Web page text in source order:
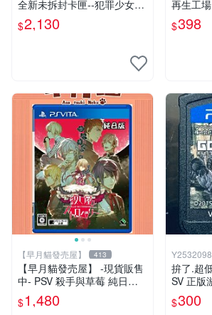
全新未拆封卡匣--犯罪少女2
《Criminal Girls 2》限定版
(日版)
$2,130
再生工
$398
【早月貓發売屋】 413
【早月貓發売屋】 -現貨販售
中- PSV 殺手與草莓 純日版
日文版 ※戀愛×懸疑※ 戀愛AD
V遊戲
$1,480
拚了.超
SV 正版
噬神者
新】✪裸
$300